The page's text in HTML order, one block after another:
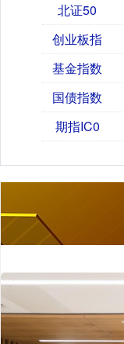
北证50
创业板指
基金指数
国债指数
期指IC0